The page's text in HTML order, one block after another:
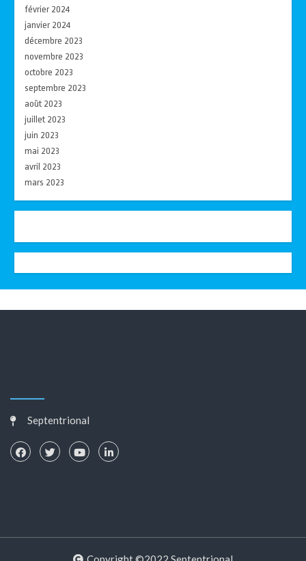
février 2024
janvier 2024
décembre 2023
novembre 2023
octobre 2023
septembre 2023
août 2023
juillet 2023
juin 2023
mai 2023
avril 2023
mars 2023
Septentrional